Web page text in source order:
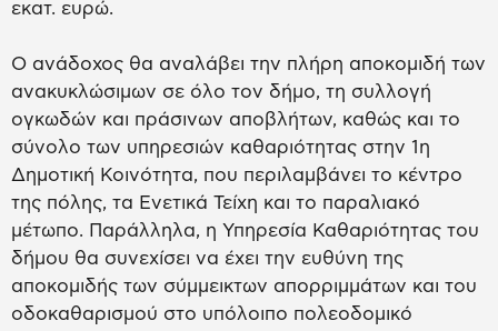
εκατ. ευρώ.
Ο ανάδοχος θα αναλάβει την πλήρη αποκομιδή των
ανακυκλώσιμων σε όλο τον δήμο, τη συλλογή
ογκωδών και πράσινων αποβλήτων, καθώς και το
σύνολο των υπηρεσιών καθαριότητας στην 1η
Δημοτική Κοινότητα, που περιλαμβάνει το κέντρο
της πόλης, τα Ενετικά Τείχη και το παραλιακό
μέτωπο. Παράλληλα, η Υπηρεσία Καθαριότητας του
δήμου θα συνεχίσει να έχει την ευθύνη της
αποκομιδής των σύμμεικτων απορριμμάτων και του
οδοκαθαρισμού στο υπόλοιπο πολεοδομικό